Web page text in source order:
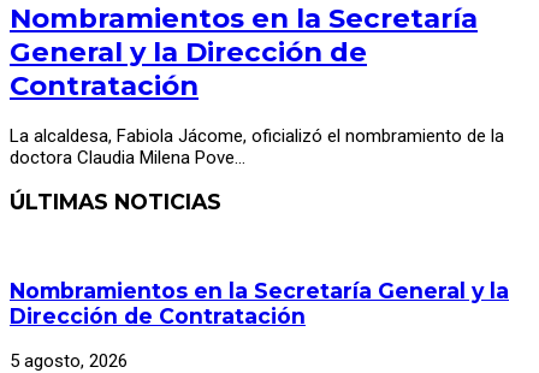
Nombramientos en la Secretaría
General y la Dirección de
Contratación
La alcaldesa, Fabiola Jácome, oficializó el nombramiento de la
doctora Claudia Milena Pove…
ÚLTIMAS NOTICIAS
Nombramientos en la Secretaría General y la
Dirección de Contratación
5 agosto, 2026